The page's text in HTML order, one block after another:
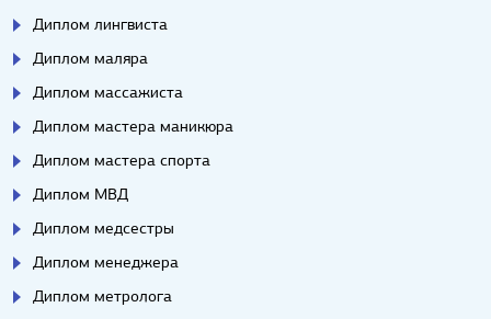
Диплом лингвиста
Диплом маляра
Диплом массажиста
Диплом мастера маникюра
Диплом мастера спорта
Диплом МВД
Диплом медсестры
Диплом менеджера
Диплом метролога